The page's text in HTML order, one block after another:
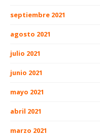
septiembre 2021
agosto 2021
julio 2021
junio 2021
mayo 2021
abril 2021
marzo 2021